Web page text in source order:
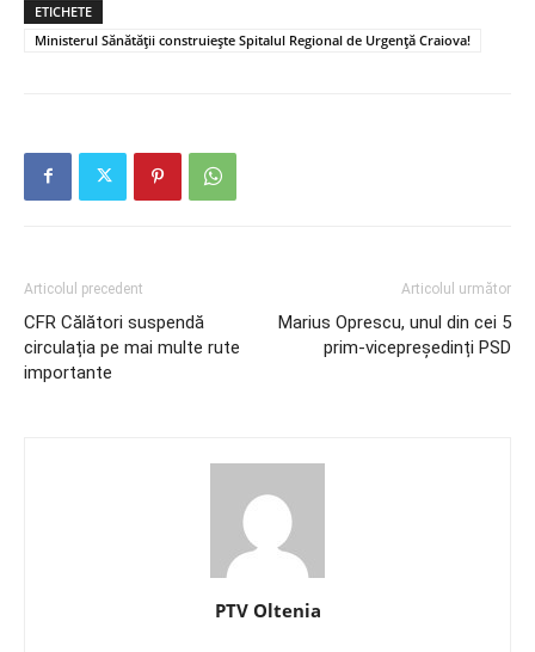
ETICHETE
Ministerul Sănătății construiește Spitalul Regional de Urgență Craiova!
Articolul precedent
CFR Călători suspendă
circulația pe mai multe rute
importante
Articolul următor
Marius Oprescu, unul din cei 5
prim-vicepreședinți PSD
PTV Oltenia